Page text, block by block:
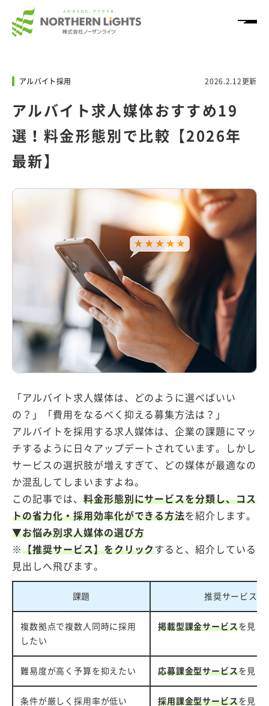
サービス
ノウハウ情報
資料ダウンロード
お問い合わせ
アルバイト採用 2026.2.12更新
アルバイト求人媒体おすすめ19
選！料金形態別で比較【2026年
最新】
「アルバイト求人媒体は、どのように選べばいい
の？」「費用をなるべく抑える募集方法は？」
アルバイトを採用する求人媒体は、企業の課題にマッ
チするように日々アップデートされています。しかし
サービスの選択肢が増えすぎて、どの媒体が最適なの
か混乱してしまいますよね。
この記事では、 料金形態別にサービスを分類し、コス
トの省力化・採用効率化ができる方法を紹介します。
▼お悩み別求人媒体の選び方
※【推奨サービス】をクリックすると、紹介している
見出しへ飛びます。
課題 推奨サービス
複数拠点で複数人同時に採用
したい
掲載型課金サービスを見る
難易度が高く予算を抑えたい 応募課金型サービスを見る
条件が厳しく採用率が低い 採用課金型サービスを見る